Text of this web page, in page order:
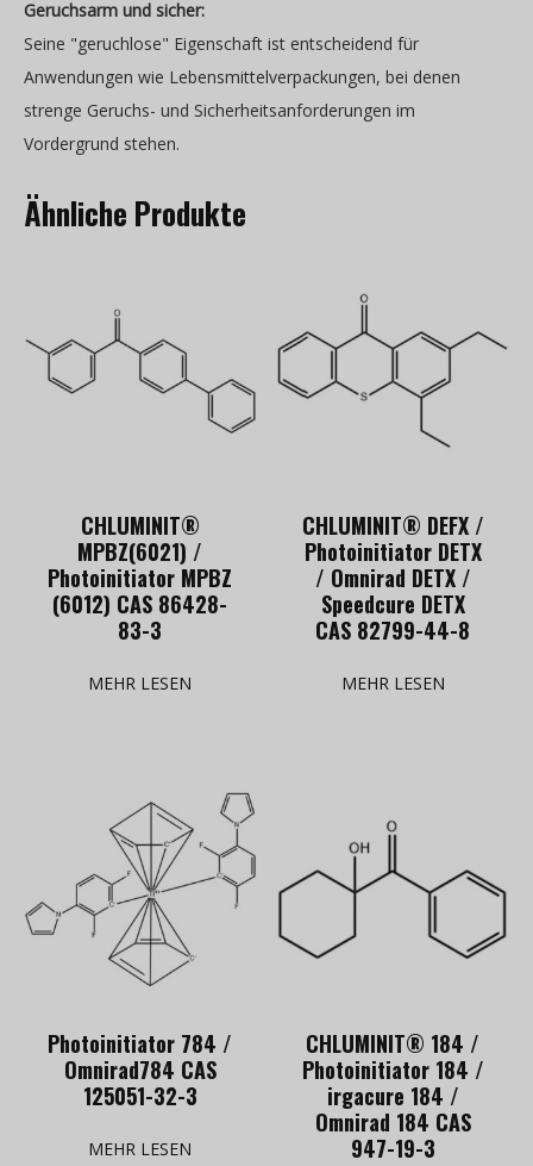
Geruchsarm und sicher:
Seine "geruchlose" Eigenschaft ist entscheidend für
Anwendungen wie Lebensmittelverpackungen, bei denen
strenge Geruchs- und Sicherheitsanforderungen im
Vordergrund stehen.
Ähnliche Produkte
CHLUMINIT®
MPBZ(6021) /
Photoinitiator MPBZ
(6012) CAS 86428-
83-3
MEHR LESEN
CHLUMINIT® DEFX /
Photoinitiator DETX
/ Omnirad DETX /
Speedcure DETX
CAS 82799-44-8
MEHR LESEN
Photoinitiator 784 /
Omnirad784 CAS
125051-32-3
MEHR LESEN
CHLUMINIT® 184 /
Photoinitiator 184 /
irgacure 184 /
Omnirad 184 CAS
947-19-3